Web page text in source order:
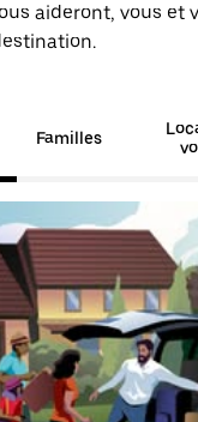
aideront, vous et
Familles